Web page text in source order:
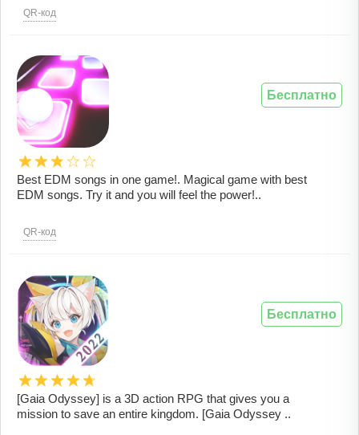
QR-код
Best EDM songs in one game!. Magical game with best
EDM songs. Try it and you will feel the power!..
QR-код
Бесплатно
[Gaia Odyssey] is a 3D action RPG that gives you a
mission to save an entire kingdom. [Gaia Odyssey ..
Бесплатно